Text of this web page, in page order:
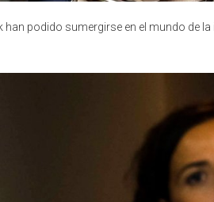
podido sumergirse en el mundo de